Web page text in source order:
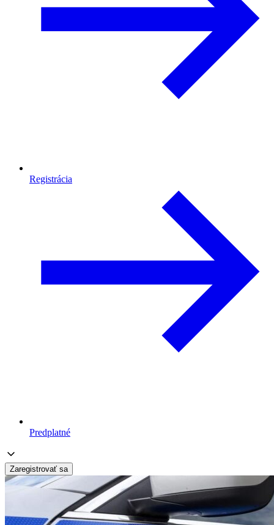
Registrácia
Predplatné
Zaregistrovať sa